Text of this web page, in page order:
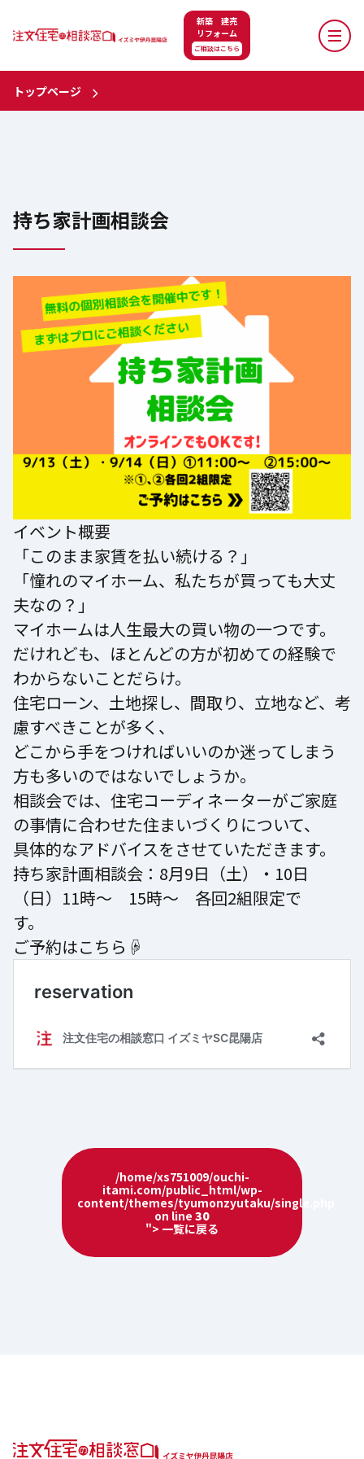
新築 建売
リフォーム
ご相談はこちら
トップページ
持ち家計画相談会
イベント概要
「このまま家賃を払い続ける？」
「憧れのマイホーム、私たちが買っても大丈
夫なの？」
マイホームは人生最大の買い物の一つです。
だけれども、ほとんどの方が初めての経験で
わからないことだらけ。
住宅ローン、土地探し、間取り、立地など、考
慮すべきことが多く、
どこから手をつければいいのか迷ってしまう
方も多いのではないでしょうか。
相談会では、住宅コーディネーターがご家庭
の事情に合わせた住まいづくりについて、
具体的なアドバイスをさせていただきます。
持ち家計画相談会：8月9日（土）・10日
（日）11時～ 15時～ 各回2組限定で
す。
ご予約はこちら☟
/home/xs751009/ouchi-
itami.com/public_html/wp-
content/themes/tyumonzyutaku/single.php
on line 30
"> 一覧に戻る